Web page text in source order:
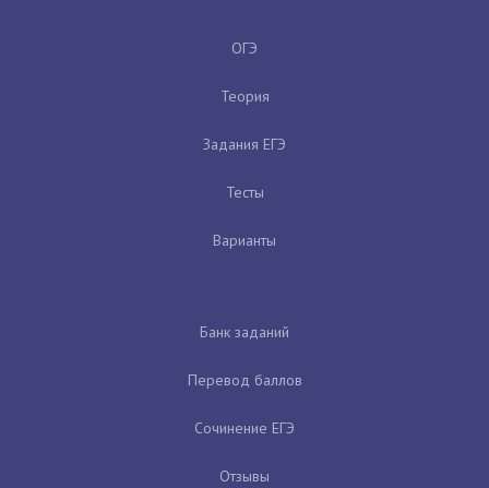
ОГЭ
Теория
Задания ЕГЭ
Тесты
Варианты
Банк заданий
Перевод баллов
Сочинение ЕГЭ
Отзывы